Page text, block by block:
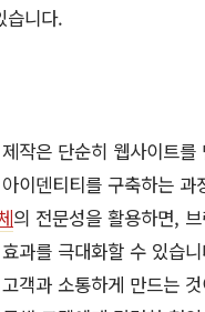
습니다.
작은 단순히 웹사이트를
이덴티티를 구축하는 과
의 전문성을 활용하면,
과를 극대화할 수 있습
객과 소통하게 만드는